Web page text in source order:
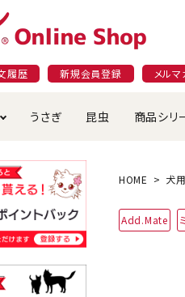
履歴 新規会員登録 メル
お
ベ
お
マット サ
うさぎ 昆虫 商品シリ
素
無
集 穀物不
ド 会
いて オ
HOME 犬
Add.Mate